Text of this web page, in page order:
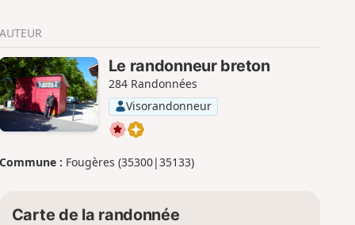
r
AUTEUR
Le randonneur breton
284 Randonnées
Visorandonneur
Commune : Fougères (35300|35133)
Carte de la randonnée